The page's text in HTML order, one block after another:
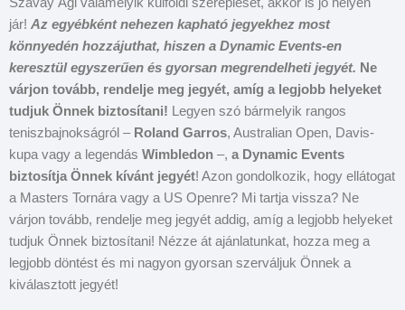
jár! Az egyébként nehezen kapható jegyekhez most
könnyedén hozzájuthat, hiszen a Dynamic Events-en
keresztül egyszerűen és gyorsan megrendelheti jegyét. Ne
várjon tovább, rendelje meg jegyét, amíg a legjobb helyeket
tudjuk Önnek biztosítani! Legyen szó bármelyik rangos
teniszbajnokságról – Roland Garros, Australian Open, Davis-
kupa vagy a legendás Wimbledon –, a Dynamic Events
biztosítja Önnek kívánt jegyét! Azon gondolkozik, hogy ellátogat
a Masters Tornára vagy a US Openre? Mi tartja vissza? Ne
várjon tovább, rendelje meg jegyét addig, amíg a legjobb helyeket
tudjuk Önnek biztosítani! Nézze át ajánlatunkat, hozza meg a
legjobb döntést és mi nagyon gyorsan szerváljuk Önnek a
kiválasztott jegyét!